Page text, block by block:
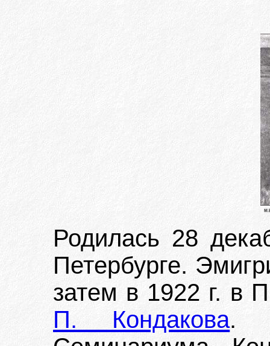
Родилась 28
Петербурге.
затем в 1922 г. в
П. Кондакова.